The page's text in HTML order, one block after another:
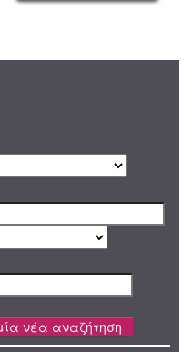
νέα αναζήτηση